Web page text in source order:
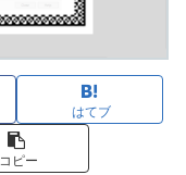
はてブ
コピー